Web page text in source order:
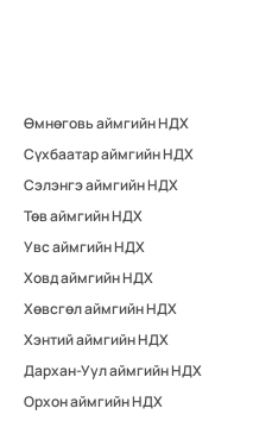
Өмнөговь аймгийн НДХ
Сүхбаатар аймгийн НДХ
Сэлэнгэ аймгийн НДХ
Төв аймгийн НДХ
Увс аймгийн НДХ
Ховд аймгийн НДХ
Хөвсгөл аймгийн НДХ
Хэнтий аймгийн НДХ
Дархан-Уул аймгийн НДХ
Орхон аймгийн НДХ